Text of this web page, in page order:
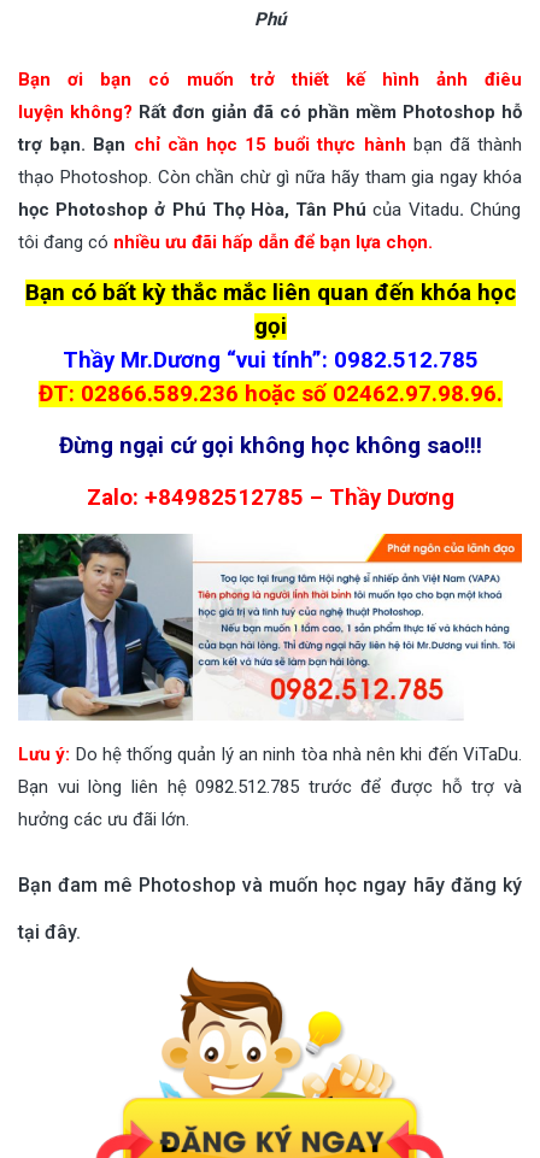
Phú
Bạn ơi bạn có muốn trở thiết kế hình ảnh điêu
luyện không? Rất đơn giản đã có phần mềm Photoshop hỗ
trợ bạn. Bạn chỉ cần học 15 buổi thực hành bạn đã thành
thạo Photoshop. Còn chần chừ gì nữa hãy tham gia ngay khóa
học Photoshop ở Phú Thọ Hòa, Tân Phúcủa Vitadu. Chúng
tôi đang có nhiều ưu đãi hấp dẫn để bạn lựa chọn.
Bạn có bất kỳ thắc mắc liên quan đến khóa học
gọi
Thầy Mr.Dương “vui tính”: 0982.512.785
ĐT: 02866.589.236 hoặc số 02462.97.98.96.
Đừng ngại cứ gọi không học không sao!!!
Zalo: +84982512785 – Thầy Dương
Lưu ý: Do hệ thống quản lý an ninh tòa nhà nên khi đến ViTaDu.
Bạn vui lòng liên hệ 0982.512.785 trước để được hỗ trợ và
hưởng các ưu đãi lớn.
Bạn đam mê Photoshop và muốn học ngay hãy đăng ký
tại đây.